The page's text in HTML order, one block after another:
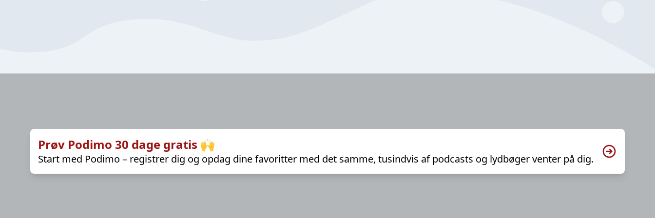
Prøv Podimo 30 dage gratis 🙌
Start med Podimo – registrer dig og opdag dine favoritter med det samme, tusindvis af podcasts og lydbøger venter på dig.